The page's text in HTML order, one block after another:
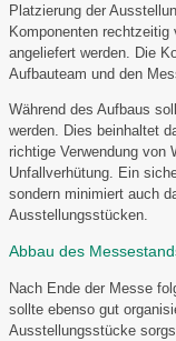
Platzierung der
Komponenten
angeliefert werden. Die
Aufbauteam und den
Während des Aufbaus
werden. Dies beinhaltet
richtige Verwendung von
Unfallverhütung. Ein
sondern minimiert auch
Ausstellungsstücken.
Abbau des
Nach Ende der Messe
sollte ebenso gut
Ausstellungsstücke